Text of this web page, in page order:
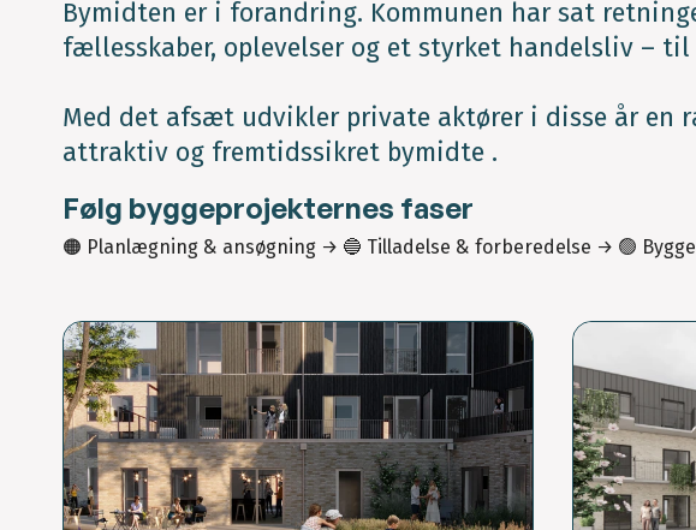
Bymidten er i forandring. Kommunen har sat
fællesskaber, oplevelser og et styrket handelsliv – til
Med det afsæt udvikler private aktører i disse år en
attraktiv og fremtidssikret bymidte .
Følg byggeprojekternes faser
🟠 Planlægning & ansøgning → 🔵 Tilladelse & forberedelse → 🟢